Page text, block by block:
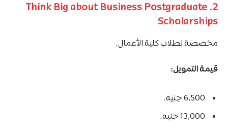
2. Think Big about Business Postgraduate
Scholarships
مخصصة لطلاب كلية الأعمال.
قيمة التمويل:
6,500 جنيه.
13,000 جنيه.